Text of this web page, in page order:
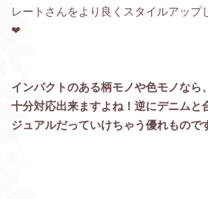
レートさんをより良くスタイルアップ
❤︎
インパクトのある柄モノや色モノなら
十分対応出来ますよね！逆にデニムと
ジュアルだっていけちゃう優れもので